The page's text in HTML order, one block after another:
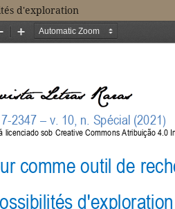
d'exploration